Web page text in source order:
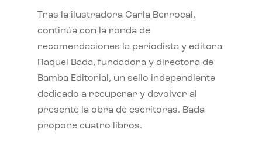
Tras la ilustradora Carla Berrocal,
continúa con la ronda de
recomendaciones la periodista y editora
Raquel Bada, fundadora y directora de
Bamba Editorial, un sello independiente
dedicado a recuperar y devolver al
presente la obra de escritoras. Bada
propone cuatro libros.